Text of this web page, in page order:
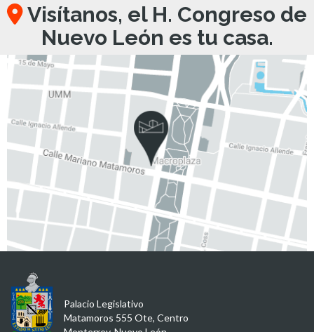
Visítanos, el H. Congreso de
Nuevo León es tu casa.
Palacio Legislativo
Matamoros 555 Ote, Centro